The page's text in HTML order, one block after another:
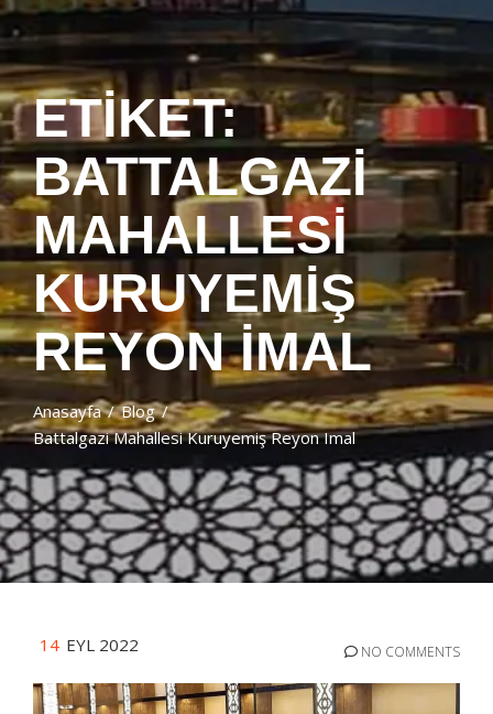
ETIKET:
BATTALGAZI
MAHALLESI
KURUYEMIŞ
REYON IMAL
Anasayfa
Blog
Battalgazi Mahallesi Kuruyemiş Reyon Imal
14 EYL 2022 NO COMMENTS